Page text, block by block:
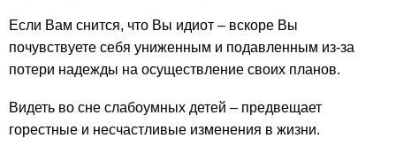
Если Вам снится, что Вы идиот – вскоре Вы
почувствуете себя униженным и подавленным из-за
потери надежды на осуществление своих планов.
Видеть во сне слабоумных детей – предвещает
горестные и несчастливые изменения в жизни.